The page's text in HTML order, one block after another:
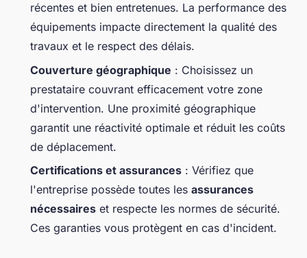
récentes et bien entretenues. La performance des
équipements impacte directement la qualité des
travaux et le respect des délais.
Couverture géographique : Choisissez un
prestataire couvrant efficacement votre zone
d'intervention. Une proximité géographique
garantit une réactivité optimale et réduit les coûts
de déplacement.
Certifications et assurances : Vérifiez que
l'entreprise possède toutes les assurances
nécessaires et respecte les normes de sécurité.
Ces garanties vous protègent en cas d'incident.